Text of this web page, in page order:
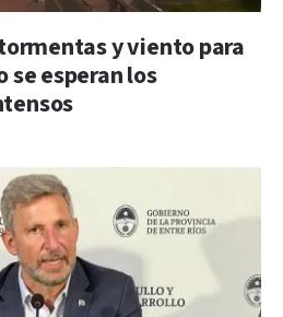
y viento para
se esperan los